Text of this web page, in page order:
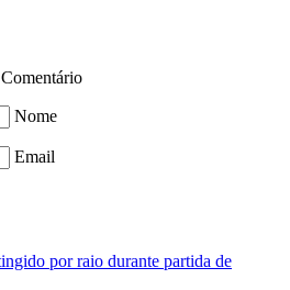
Comentário
Nome
Email